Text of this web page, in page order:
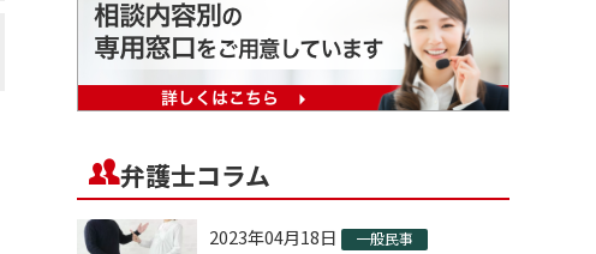
弁護士コラム
2023年04月18日 一般民事